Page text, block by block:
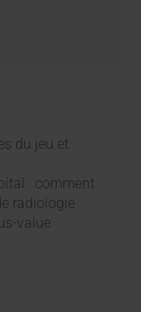
du jeu et
: comment
radiologie
value